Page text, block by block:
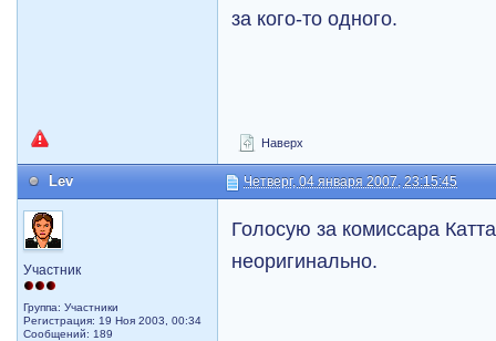
за кого-то одного.
Наверх
Lev Четверг, 04 января 2007, 23:15:45
Участник
Группа: Участники
Регистрация: 19 Ноя 2003, 00:34
Сообщений: 189
Голосую за комиссара
неоригинально.